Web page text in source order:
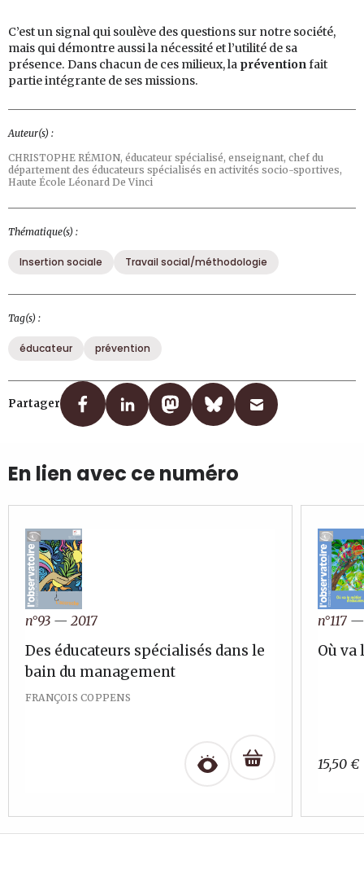
C’est un signal qui soulève des questions sur notre société,
mais qui démontre aussi la nécessité et l’utilité de sa
présence. Dans chacun de ces milieux, la préventionfait
partie intégrante de ses missions.
Auteur(s) :
CHRISTOPHE RÉMION, éducateur spécialisé, enseignant, chef du
département des éducateurs spécialisés en activités socio-sportives,
Haute École Léonard De Vinci
Thématique(s) :
Insertion sociale Travail social/méthodologie
Tag(s) :
éducateur prévention
Partager
En lien avec ce numéro
n°93 — 2017
Des éducateurs spécialisés dans le
bain du management
FRANÇOIS COPPENS
n°117
Où va
15,50 €